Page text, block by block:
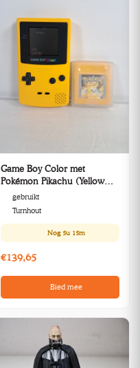
Game Boy Color met
Pokémon Pikachu (Yellow
spel) 1999
gebruikt
Turnhout
Nog 5u 15m
€139,65
Bied mee